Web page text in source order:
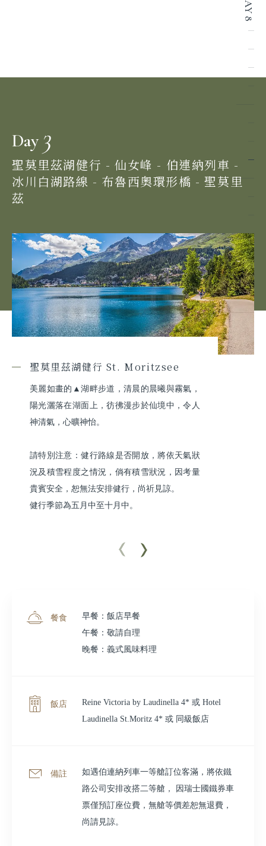
Day 3
聖莫里茲湖健行 - 仙女峰 - 伯連納列車 -
冰川白湖路線 - 布魯西奧環形橋 - 聖莫里
茲
聖莫里茲湖健行 St. Moritzsee
美麗如畫的▲湖畔步道，清晨的晨曦與霧氣，
陽光灑落在湖面上，彷彿漫步於仙境中，令人
神清氣，心曠神怡。
請特別注意：健行路線是否開放，將依天氣狀
況及積雪程度之情況，倘有積雪狀況，因考量
貴賓安全，恕無法安排健行，尚祈見諒。
健行季節為五月中至十月中。
餐食
早餐：飯店早餐
午餐：敬請自理
晚餐：義式風味料理
飯店
Reine Victoria by Laudinella 4* 或 Hotel
Laudinella St.Moritz 4* 或 同級飯店
備註
如遇伯連納列車一等艙訂位客滿，將依鐵
路公司安排改搭二等艙， 因瑞士國鐵券車
票僅預訂座位費，無艙等價差恕無退費，
尚請見諒。
DAY 8